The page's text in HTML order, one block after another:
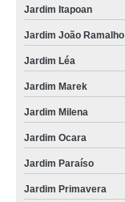
Jardim Itapoan
Jardim João Ramalho
Jardim Léa
Jardim Marek
Jardim Milena
Jardim Ocara
Jardim Paraíso
Jardim Primavera